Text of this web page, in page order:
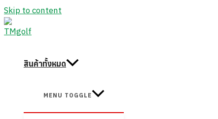
Skip to content
สินค้าทั้งหมด
MENU TOGGLE